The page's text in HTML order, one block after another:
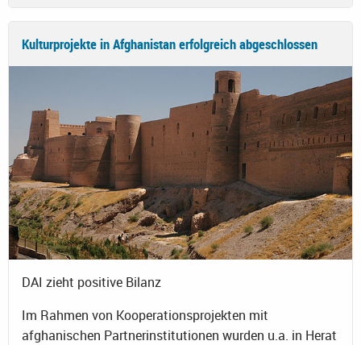
Kulturprojekte in Afghanistan erfolgreich abgeschlossen
DAI zieht positive Bilanz
Im Rahmen von Kooperationsprojekten mit
afghanischen Partnerinstitutionen wurden u.a. in Herat